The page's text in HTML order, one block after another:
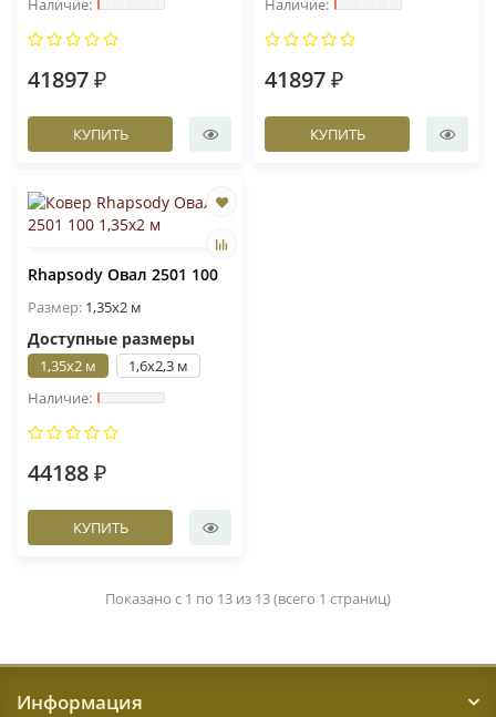
41897 ₽
КУПИТЬ
41897 ₽
КУПИТЬ
Rhapsody Овал 2501 100
Размер: 1,35x2 м
Доступные размеры
1,35x2 м 1,6x2,3 м
44188 ₽
КУПИТЬ
Показано с 1 по 13 из 13 (всего 1 страниц)
Информация